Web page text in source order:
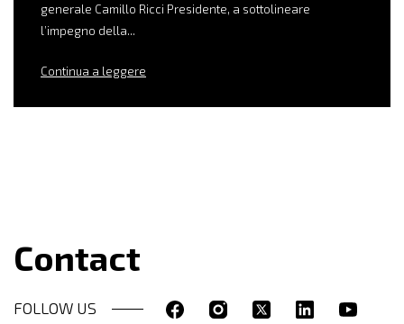
generale Camillo Ricci Presidente, a sottolineare
l’impegno della...
Continua a leggere
Contact
FOLLOW US